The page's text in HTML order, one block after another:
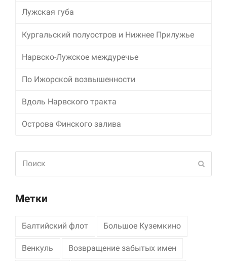
Лужская губа
Кургальский полуостров и Нижнее Прилужье
Нарвско-Лужское междуречье
По Ижорской возвышенности
Вдоль Нарвского тракта
Острова Финского залива
Метки
Балтийский флот Большое Куземкино
Венкуль Возвращение забытых имен